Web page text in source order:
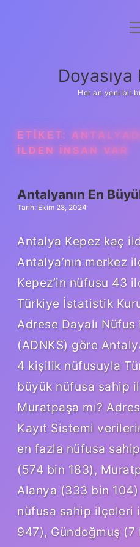
Yasal
Her an yeni bir
ETIKET:
ILDEN INSAN VAR
Antalyanın En
Tarih: Ekim 28, 2024
Antalya Kepez kaç
Antalya’nın merkez
Kepez’in nüfusu 43
Türkiye İstatistik
Adrese Dayalı Nüfus
(ADNKS) göre
4 kişilik nüfusuyla
büyük nüfusa sahip
Muratpaşa mı?
Kayıt Sistemi
en fazla nüfusa
(574 bin 183),
Alanya (333 bin
nüfusa sahip ilçeleri
947), Gündoğmuş